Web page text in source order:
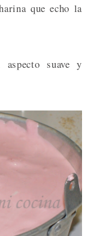
que echo la
suave y